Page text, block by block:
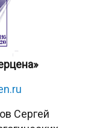
Сергей